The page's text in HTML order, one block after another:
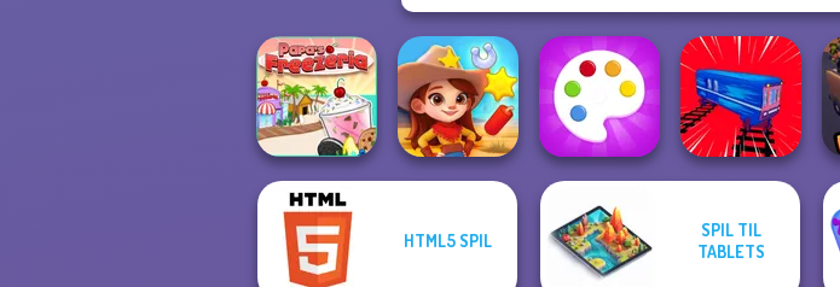
Bubble Fall
Papa's Freezeria Fun Colors Train Drift
HTML5 SPIL
SPIL TIL
TABLETS